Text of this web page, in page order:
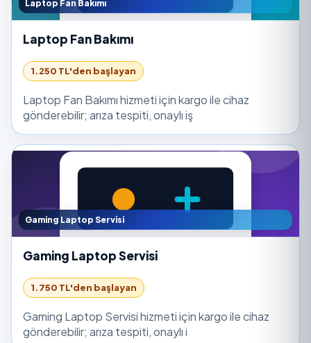
Laptop Fan Bakımı
Laptop Fan Bakımı
1.250 TL'den başlayan
Laptop Fan Bakımı hizmeti için kargo ile cihaz
gönderebilir; arıza tespiti, onaylı iş
Gaming Laptop Servisi
Gaming Laptop Servisi
1.750 TL'den başlayan
Gaming Laptop Servisi hizmeti için kargo ile cihaz
gönderebilir; arıza tespiti, onaylı i